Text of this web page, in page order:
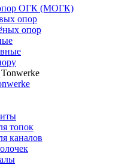
опор ОГК (МОГК)
опор
опор
топок
каналов